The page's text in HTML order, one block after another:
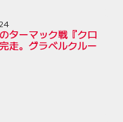
ターマック戦『クロ
走。グラベルクルー